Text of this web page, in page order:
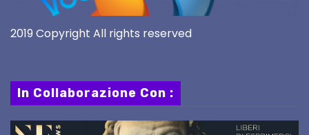
2019 Copyright All rights reserved
In Collaborazione Con :